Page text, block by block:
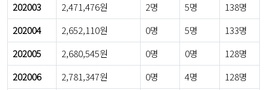
202003
2,471,476원 2명 5명
138명
202004
2,652,110원 0명 5명
133명
202005
2,680,545원 0명 0명
128명
202006
2,781,347원 0명 4명
128명